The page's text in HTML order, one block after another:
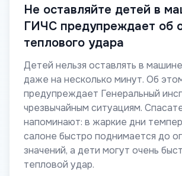
Не оставляйте детей в
ГИЧС предупреждает об
теплового удара
Детей нельзя оставлять в
даже на несколько минут. Об
предупреждает Генеральный
чрезвычайным ситуациям.
напоминают: в жаркие дни
салоне быстро поднимается до
значений, а дети могут очень
тепловой удар.